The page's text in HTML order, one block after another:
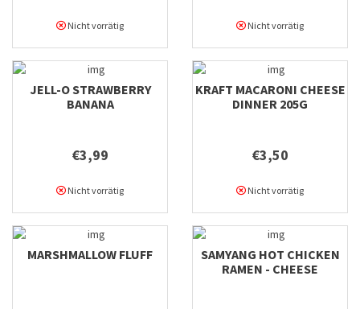
Nicht vorrätig Nicht vorrätig
JELL-O STRAWBERRY
BANANA
€3,99
Nicht vorrätig
KRAFT MACARONI CHEESE
DINNER 205G
€3,50
Nicht vorrätig
MARSHMALLOW FLUFF
SAMYANG HOT CHICKEN
RAMEN - CHEESE